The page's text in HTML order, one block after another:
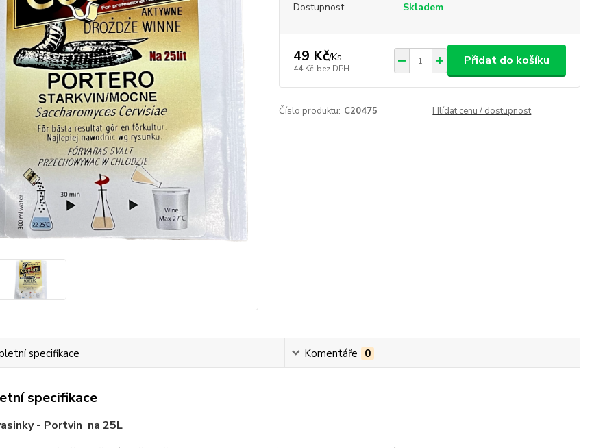
Dostupnost Skladem
49 Kč/Ks
44 Kč bez DPH
Přidat do košíku
Číslo produktu: C20475 Hlídat cenu / dostupnost
specifikace Komentáře 0
specifikace
- Portvin na 25L